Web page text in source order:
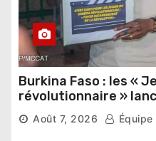
Burkina Faso : les «
révolutionnaire »
Thomas Sankara
Août 7, 2026